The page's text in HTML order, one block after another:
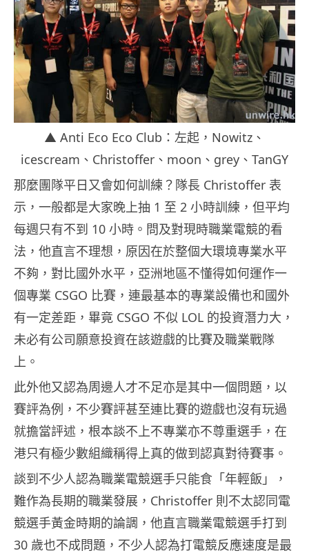
▲ Anti Eco Eco Club：左起，Nowitz、
icescream、Christoffer、moon、grey、TanGY
那麼團隊平日又會如何訓練？隊長 Christoffer 表
示，一般都是大家晚上抽 1 至 2 小時訓練，但平均
每週只有不到 10 小時。問及對現時職業電競的看
法，他直言不理想，原因在於整個大環境專業水平
不夠，對比國外水平，亞洲地區不懂得如何運作一
個專業 CSGO 比賽，連最基本的專業設備也和國外
有一定差距，畢竟 CSGO 不似 LOL 的投資潛力大，
未必有公司願意投資在該遊戲的比賽及職業戰隊
上。
此外他又認為周邊人才不足亦是其中一個問題，以
賽評為例，不少賽評甚至連比賽的遊戲也沒有玩過
就擔當評述，根本談不上不專業亦不尊重選手，在
港只有極少數組織稱得上真的做到認真對待賽事。
談到不少人認為職業電競選手只能食「年輕飯」，
難作為長期的職業發展，Christoffer 則不太認同電
競選手黃金時期的論調，他直言職業電競選手打到
30 歲也不成問題，不少人認為打電競反應速度是最